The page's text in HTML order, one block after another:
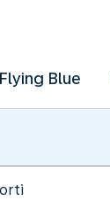
Flying Blue